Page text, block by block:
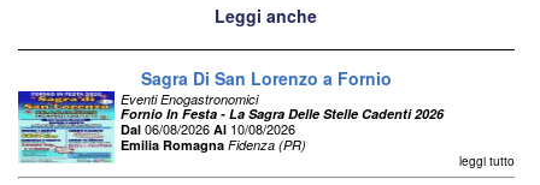
Leggi anche
Sagra Di San Lorenzo a Fornio
Eventi Enogastronomici
Fornio In Festa - La Sagra Delle Stelle Cadenti 2026
Dal 06/08/2026 Al 10/08/2026
Emilia Romagna Fidenza (PR)
leggi tutto